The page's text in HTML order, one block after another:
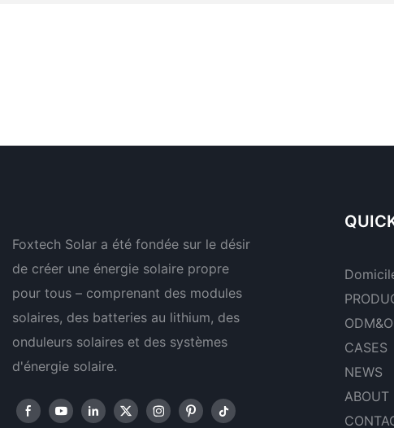
Foxtech Solar a été fondée sur le désir
de créer une énergie solaire propre
pour tous – comprenant des modules
solaires, des batteries au lithium, des
onduleurs solaires et des systèmes
d'énergie solaire.
CASES
NEWS
ABOUT